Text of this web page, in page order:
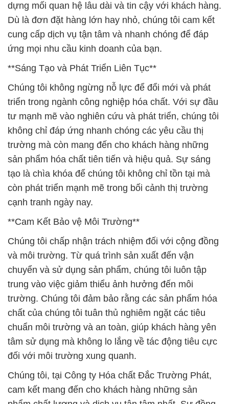
dựng mối quan hệ lâu dài và tin cậy với khách hàng.
Dù là đơn đặt hàng lớn hay nhỏ, chúng tôi cam kết
cung cấp dịch vụ tận tâm và nhanh chóng để đáp
ứng mọi nhu cầu kinh doanh của bạn.
**Sáng Tạo và Phát Triển Liên Tục**
Chúng tôi không ngừng nỗ lực để đổi mới và phát
triển trong ngành công nghiệp hóa chất. Với sự đầu
tư mạnh mẽ vào nghiên cứu và phát triển, chúng tôi
không chỉ đáp ứng nhanh chóng các yêu cầu thị
trường mà còn mang đến cho khách hàng những
sản phẩm hóa chất tiên tiến và hiệu quả. Sự sáng
tạo là chìa khóa để chúng tôi không chỉ tồn tại mà
còn phát triển mạnh mẽ trong bối cảnh thị trường
cạnh tranh ngày nay.
**Cam Kết Bảo vệ Môi Trường**
Chúng tôi chấp nhận trách nhiệm đối với cộng đồng
và môi trường. Từ quá trình sản xuất đến vận
chuyển và sử dụng sản phẩm, chúng tôi luôn tập
trung vào việc giảm thiểu ảnh hưởng đến môi
trường. Chúng tôi đảm bảo rằng các sản phẩm hóa
chất của chúng tôi tuân thủ nghiêm ngặt các tiêu
chuẩn môi trường và an toàn, giúp khách hàng yên
tâm sử dụng mà không lo lắng về tác động tiêu cực
đối với môi trường xung quanh.
Chúng tôi, tại Công ty Hóa chất Đắc Trường Phát,
cam kết mang đến cho khách hàng những sản